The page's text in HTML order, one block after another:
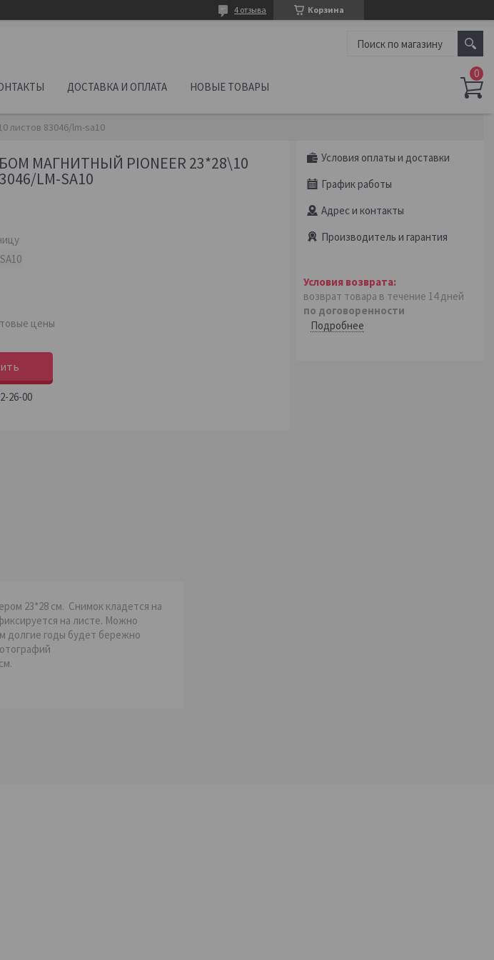
Корзина
4 отзыва
ДОСТАВКА И ОПЛАТА НОВЫЕ ТОВАРЫ
листов 83046/lm-sa10
МАГНИТНЫЙ PIONEER 23*28\10
LM-SA10
цены
26-00
Условия оплаты и доставки
График работы
Адрес и контакты
Производитель и гарантия
возврат товара в течение 14 дней
по договоренности
Подробнее
23*28 см. Снимок кладется на
на листе. Можно
долгие годы будет бережно